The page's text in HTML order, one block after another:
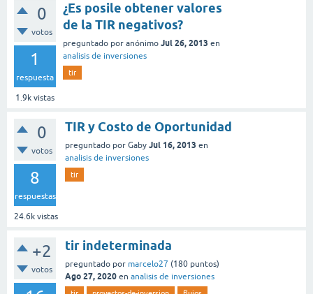
0
votos
1
respuesta
1.9k vistas
¿Es posile obtener valores
de la TIR negativos?
preguntado por anónimo Jul 26, 2013 en
analisis de inversiones
tir
0
votos
8
respuestas
24.6k vistas
TIR y Costo de Oportunidad
preguntado por Gaby Jul 16, 2013 en
analisis de inversiones
tir
+2
votos
tir indeterminada
preguntado por marcelo27 (180 puntos)
Ago 27, 2020 en analisis de inversiones